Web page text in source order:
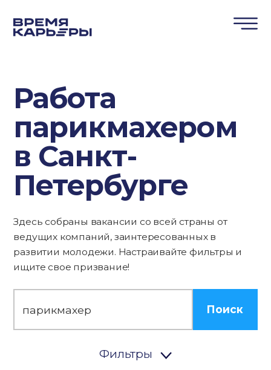
Работа
парикмахером
в Санкт-
Петербурге
Здесь собраны вакансии со всей страны от
ведущих компаний, заинтересованных в
развитии молодежи. Настраивайте фильтры и
ищите свое призвание!
Поиск
Фильтры